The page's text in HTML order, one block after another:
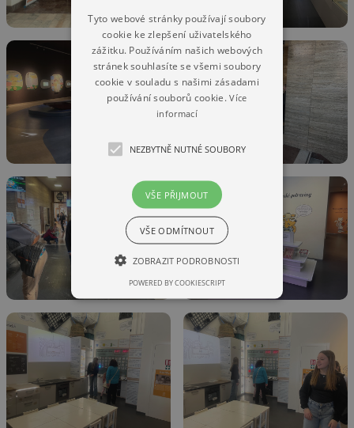
Tyto webové stránky používají soubory
cookie ke zlepšení uživatelského
zážitku. Používáním našich webových
stránek souhlasíte se všemi soubory
cookie v souladu s našimi zásadami
používání souborů cookie.Více
informací
NEZBYTNĚ NUTNÉ SOUBORY
VŠE PŘIJMOUT
VŠE ODMÍTNOUT
ZOBRAZIT PODROBNOSTI
POWERED BY COOKIESCRIPT